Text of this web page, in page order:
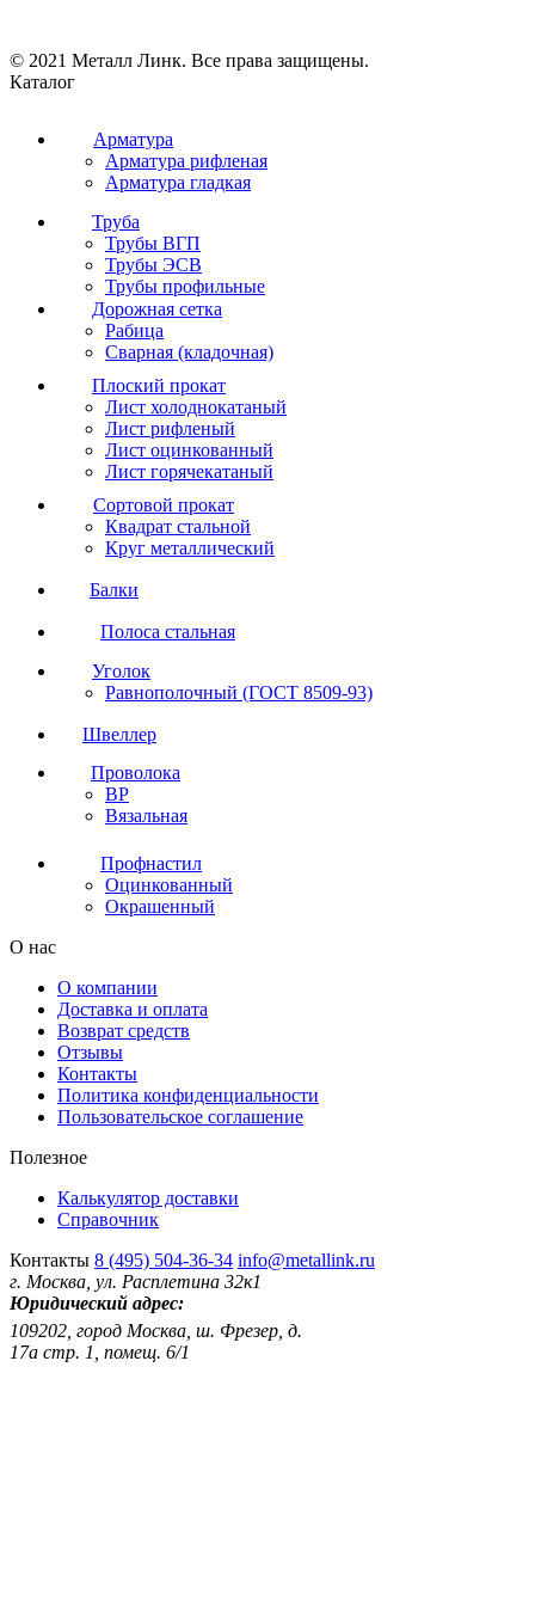
© 2021 Металл Линк. Все права защищены.
Каталог
Арматура
Арматура рифленая
Арматура гладкая
Труба
Трубы ВГП
Трубы ЭСВ
Трубы профильные
Дорожная сетка
Рабица
Сварная (кладочная)
Плоский прокат
Лист холоднокатаный
Лист рифленый
Лист оцинкованный
Лист горячекатаный
Сортовой прокат
Квадрат стальной
Круг металлический
Балки
Полоса стальная
Уголок
Равнополочный (ГОСТ 8509-93)
Швеллер
Проволока
ВР
Вязальная
Профнастил
Оцинкованный
Окрашенный
О нас
О компании
Доставка и оплата
Возврат средств
Отзывы
Контакты
Политика конфиденциальности
Пользовательское соглашение
Полезное
Калькулятор доставки
Справочник
Контакты 8 (495) 504-36-34 info@metallink.ru
г. Москва, ул. Расплетина 32к1
Юридический адрес:
109202, город Москва, ш. Фрезер, д.
17а стр. 1, помещ. 6/1